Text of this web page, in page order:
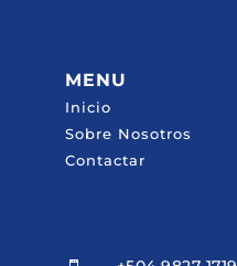
MENU
Inicio
Sobre Nosotros
Contactar